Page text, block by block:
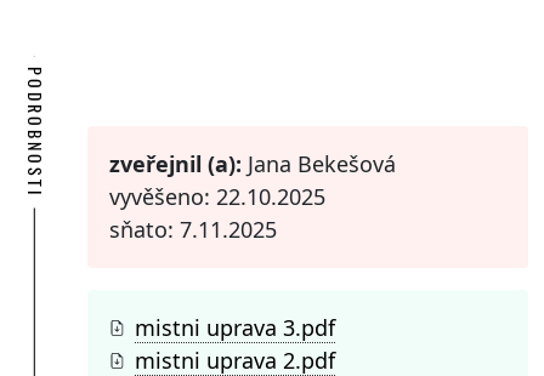
PODROBNOSTI zveřejnil (a): Jana Bekešová
vyvěšeno: 22.10.2025
sňato: 7.11.2025
mistni uprava 3.pdf
mistni uprava 2.pdf